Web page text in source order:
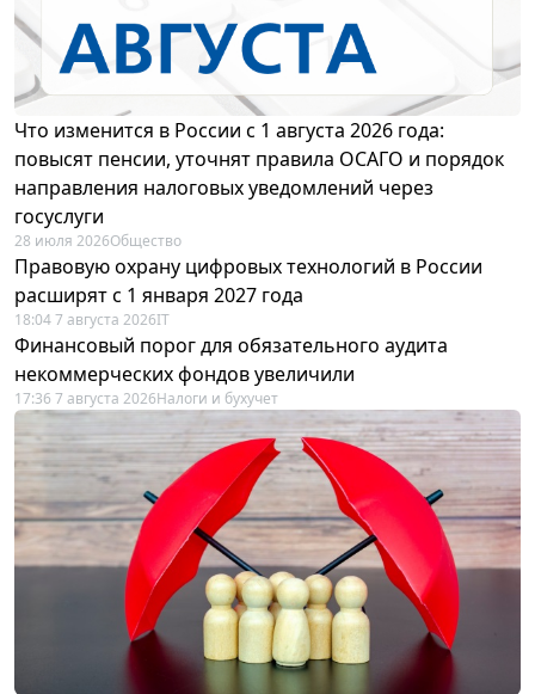
Что изменится в России с 1 августа 2026 года:
повысят пенсии, уточнят правила ОСАГО и порядок
направления налоговых уведомлений через
госуслуги
28 июля 2026Общество
Правовую охрану цифровых технологий в России
расширят с 1 января 2027 года
18:04 7 августа 2026IT
Финансовый порог для обязательного аудита
некоммерческих фондов увеличили
17:36 7 августа 2026Налоги и бухучет